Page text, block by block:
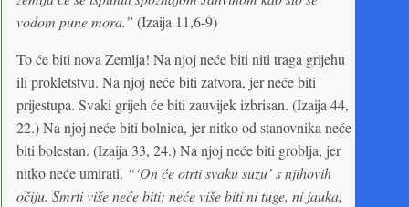
vodom pune mora.” (Izaija 11,6-9)
To će biti nova Zemlja! Na njoj neće biti niti traga grijehu
ili prokletstvu. Na njoj neće biti zatvora, jer neće biti
prijestupa. Svaki grijeh će biti zauvijek izbrisan. (Izaija 44,
22.) Na njoj neće biti bolnica, jer nitko od stanovnika neće
biti bolestan. (Izaija 33, 24.) Na njoj neće biti groblja, jer
nitko neće umirati. “‘On će otrti svaku suzu’ s njihovih
očiju. Smrti više neće biti; neće više biti ni tuge, ni jauka,